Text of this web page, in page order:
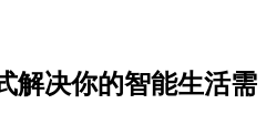
解决你的智能生活需